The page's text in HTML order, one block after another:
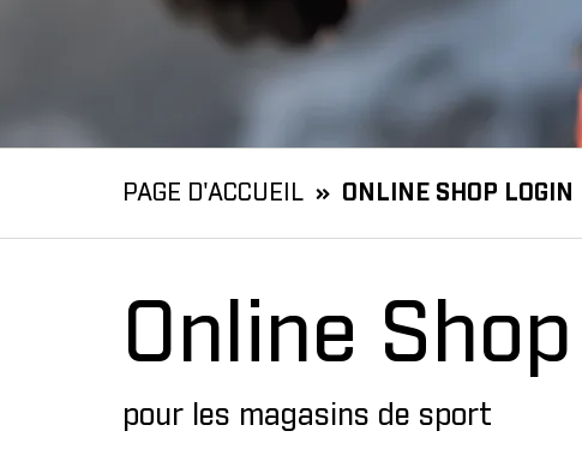
PAGE D'ACCUEIL ONLINE SHOP LOGIN
Online
pour les magasins de sport